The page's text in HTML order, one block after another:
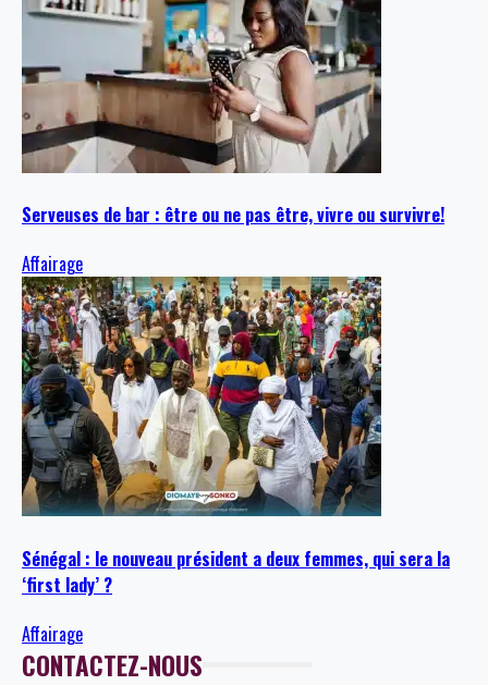
Serveuses de bar : être ou ne pas être, vivre ou survivre!
Affairage
Sénégal : le nouveau président a deux femmes, qui sera la
‘first lady’ ?
Affairage
CONTACTEZ-NOUS